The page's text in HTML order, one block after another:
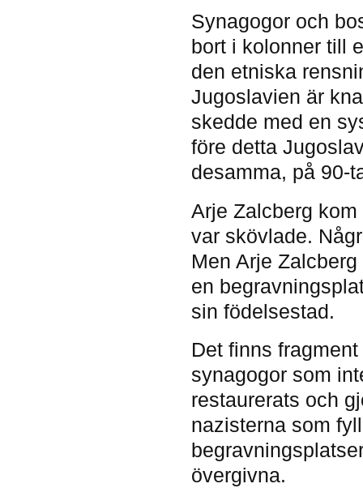
Synagogor och
bort i kolonner till
den etniska
Jugoslavien är
skedde med en
före detta
desamma, på 90-
Arje Zalcberg
var skövlade.
Men Arje
en
sin födelsestad.
Det finns
synagogor som
restaurerats och
nazisterna som
övergivna.